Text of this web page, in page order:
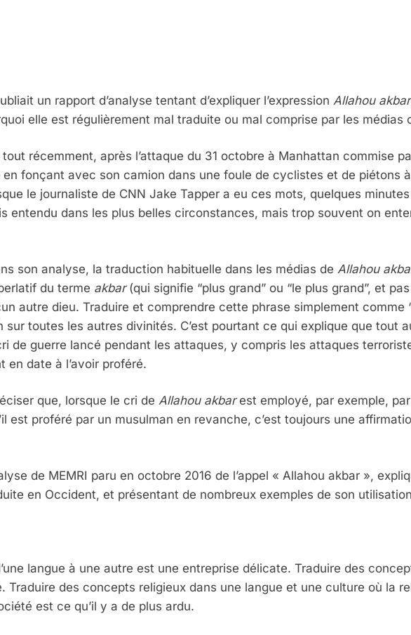
un rapport d’analyse tentant d’expliquer l’expression Allahou akbar
elle est régulièrement mal traduite ou mal comprise par les médias
récemment, après l’attaque du 31 octobre à Manhattan commise
en fonçant avec son camion dans une foule de cyclistes et de piétons
le journaliste de CNN Jake Tapper a eu ces mots, quelques
entendu dans les plus belles circonstances, mais trop souvent on
son analyse, la traduction habituelle dans les médias de Allahou
du terme akbar(qui signifie “plus grand” ou “le plus grand”, et
autre dieu. Traduire et comprendre cette phrase simplement comme
sur toutes les autres divinités. C’est pourtant ce qui explique que tout
de guerre lancé pendant les attaques, y compris les attaques
en date à l’avoir proféré.
que, lorsque le cri de Allahou akbarest employé, par exemple,
est proféré par un musulman en revanche, c’est toujours une
de MEMRI paru en octobre 2016 de l’appel « Allahou akbar »,
en Occident, et présentant de nombreux exemples de son
langue à une autre est une entreprise délicate. Traduire des
Traduire des concepts religieux dans une langue et une culture où la
est ce qu’il y a de plus ardu.